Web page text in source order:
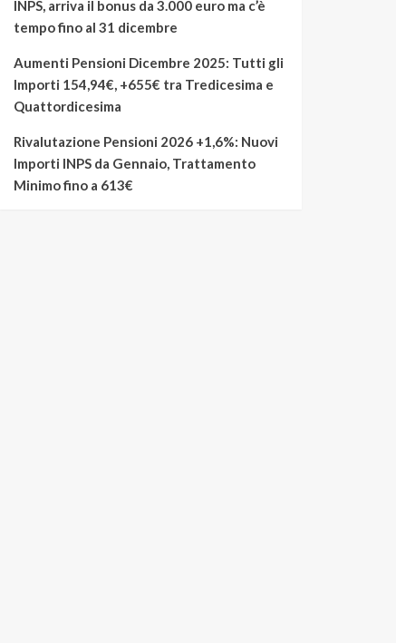
INPS, arriva il bonus da 3.000 euro ma c’è
tempo fino al 31 dicembre
Aumenti Pensioni Dicembre 2025: Tutti gli
Importi 154,94€, +655€ tra Tredicesima e
Quattordicesima
Rivalutazione Pensioni 2026 +1,6%: Nuovi
Importi INPS da Gennaio, Trattamento
Minimo fino a 613€